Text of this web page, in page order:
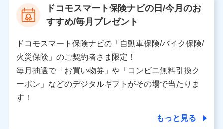
当社又は株式会社NTTドコモが提供する保険関連サービ
スにおけるユーザ登録受付および管理のため
を受けている保険会社・提携会社の保険その他に関する
情報を提供するため、また維持管理等の委託業務遂行の
ため、またそれらに付帯、関連する当社、株式会社NTT
ドコモおよび提携会社のサービスを案内、提供するため
（各サービスで取得したサービス利用履歴、ウェブサイ
トの閲覧履歴、購買履歴、ご契約内容等のパーソナルデ
ータを分析して、お客さまの趣味・嗜好・傾向に応じた
ドコモスマート保険ナビの日/今月のお
すすめ/毎月プレゼント
ドコモスマート保険ナビの「自動車保険/バイク保険/
火災保険」のご契約者さま限定！
毎月抽選で「お買い物券」や「コンビニ無料引換ク
ーポン」などのデジタルギフトがその場で当たりま
す！
もっと見る